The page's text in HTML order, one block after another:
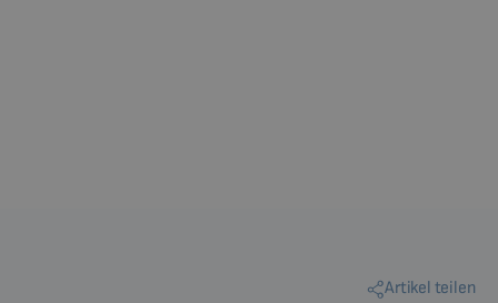
Artikel teilen